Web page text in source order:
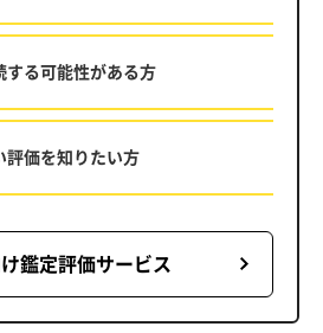
する可能性がある方
評価を知りたい方
鑑定評価サービス